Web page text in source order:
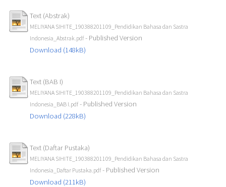
Text (Abstrak)
MELIYANA SIHITE_190388201109_Pendidikan Bahasa dan Sastra
Indonesia_Abstrak.pdf- Published Version
Download (148kB)
Text (BAB I)
MELIYANA SIHITE_190388201109_Pendidikan Bahasa dan Sastra
Indonesia_BAB I.pdf- Published Version
Download (228kB)
Text (Daftar Pustaka)
MELIYANA SIHITE_190388201109_Pendidikan Bahasa dan Sastra
Indonesia_Daftar Pustaka.pdf- Published Version
Download (211kB)